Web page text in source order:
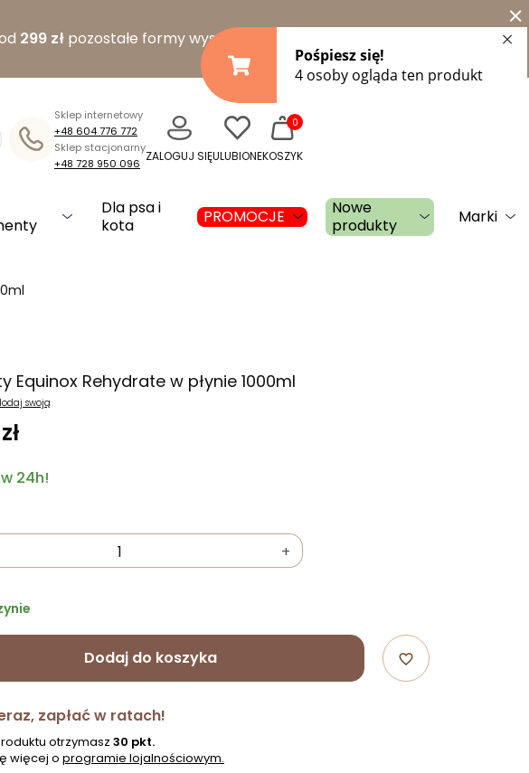
299 zł pozostałe formy wysyłki
×
Sklep internetowy
+48 604 776 772
Sklep stacjonarny
+48 728 950 096 ZALOGUJ SIĘULUBIONE
0
KOSZYK
Dla psa i
kota
PROMOCJE
Nowe
produkty
Marki
Equinox Rehydrate w płynie 1000ml
swoją
24h!
+
Dodaj do koszyka favorite_border
zapłać w ratach!
otrzymasz 30 pkt.
więcej o programie lojalnościowym.